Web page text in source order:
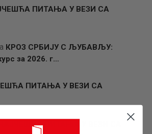
ПИТАЊА У ВЕЗИ СА
КРОЗ СРБИЈУ С ЉУБАВЉУ:
за 2026. г…
ПИТАЊА У ВЕЗИ СА
НАЈЧЕШЋА ПИТАЊА У ВЕЗИ СА